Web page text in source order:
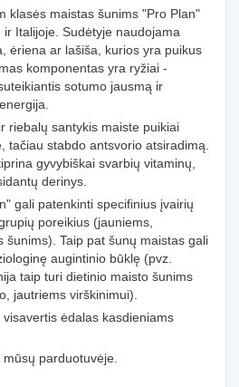
klasės maistas šunims "Pro Plan"
Italijoje. Sudėtyje naudojama
ėriena ar lašiša, kurios yra puikus
komponentas yra ryžiai -
sotumo jausmą ir
riebalų santykis maiste puikiai
tačiau stabdo antsvorio atsiradimą.
gyvybiškai svarbių vitaminų,
derinys.
gali patenkinti specifinius įvairių
poreikius (jauniems,
šunims). Taip pat šunų maistas gali
augintinio būklę (pvz.
taip turi dietinio maisto šunims
jautriems virškinimui).
ėdalas kasdieniams
mūsų parduotuvėje.